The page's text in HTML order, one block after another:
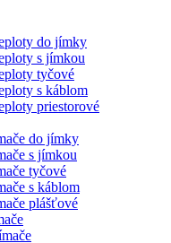
do jímky
s jímkou
tyčové
s káblom
priestorové
do jímky
s jímkou
tyčové
s káblom
plášťové